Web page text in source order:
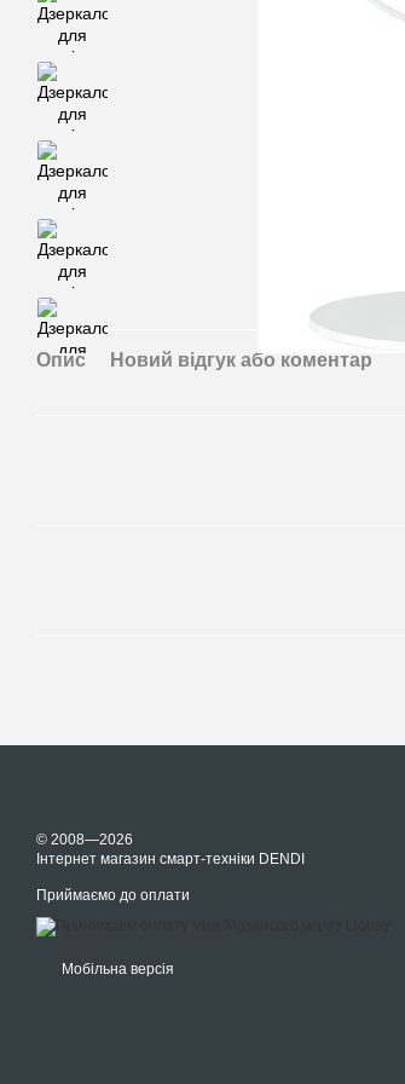
Опис Новий відгук або коментар
© 2008—2026
Інтернет магазин смарт-техніки DENDI
Приймаємо до оплати
Мобільна версія